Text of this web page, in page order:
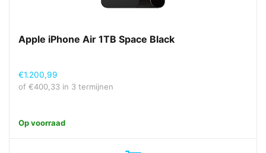
Apple iPhone Air 1TB Space Black
€1.200,99
of €400,33 in 3 termijnen
Op voorraad